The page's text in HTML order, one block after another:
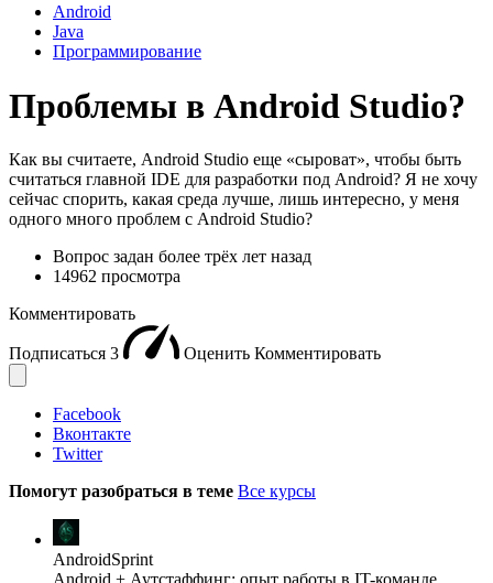
Android
Java
Программирование
Проблемы в Android Studio?
Как вы считаете, Android Studio еще «сыроват», чтобы быть
считаться главной IDE для разработки под Android? Я не хочу
сейчас спорить, какая среда лучше, лишь интересно, у меня
одного много проблем с Android Studio?
Вопрос задан более трёх лет назад
14962 просмотра
Комментировать
Подписаться 3 Оценить Комментировать
Facebook
Вконтакте
Twitter
Помогут разобраться в теме Все курсы
AndroidSprint
Android + Аутстаффинг: опыт работы в IT-команде